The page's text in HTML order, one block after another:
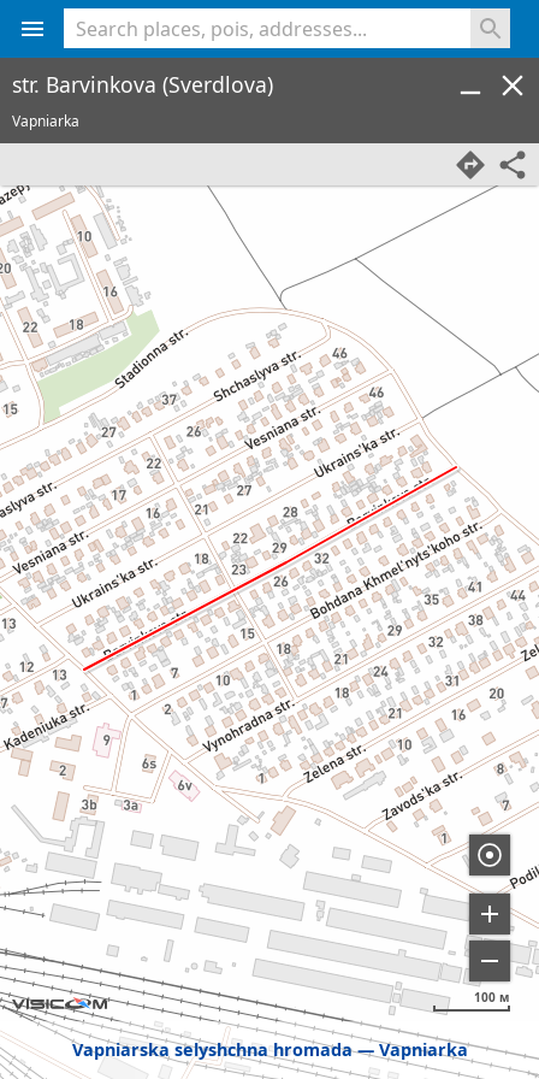
Vapniarska selyshchna hromada Vapniarka
100 м
str. Barvinkova (Sverdlova)
Vapniarka
<% console.log(hcard) %>